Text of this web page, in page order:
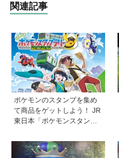
関連記事
ポケモンのスタンプを集め
て商品をゲットしよう！ JR
東日本「ポケモンスタンプ
（木）から首都圏36駅で開